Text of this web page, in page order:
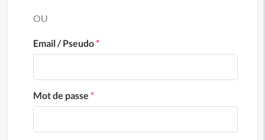
OU
Email / Pseudo*
Mot de passe *